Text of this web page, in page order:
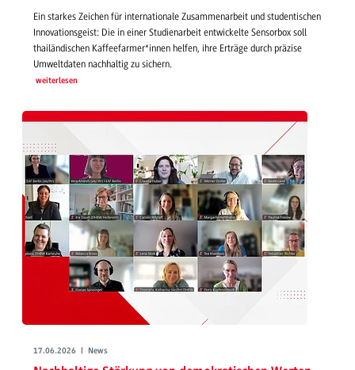
Ein starkes Zeichen für internationale Zusammenarbeit und studentischen
Innovationsgeist: Die in einer Studienarbeit entwickelte Sensorbox soll
thailändischen Kaffeefarmer*innen helfen, ihre Erträge durch präzise
Umweltdaten nachhaltig zu sichern.
weiterlesen
17.06.2026 | News